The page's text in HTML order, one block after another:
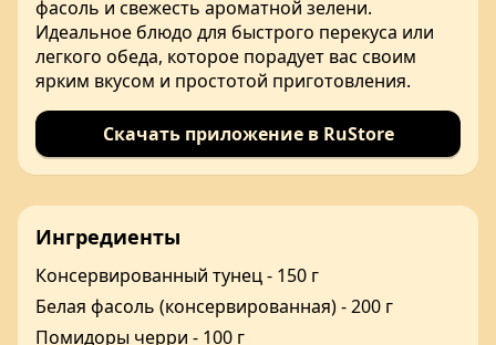
фасоль и свежесть ароматной зелени.
Идеальное блюдо для быстрого перекуса или
легкого обеда, которое порадует вас своим
ярким вкусом и простотой приготовления.
Скачать приложение в RuStore
Ингредиенты
Консервированный тунец - 150 г
Белая фасоль (консервированная) - 200 г
Помидоры черри - 100 г